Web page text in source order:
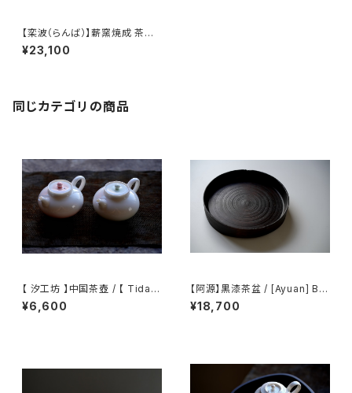
【栾波（らんば）】薪窯焼成 茶席
用 陶製アルコール炉 / 【Bo Lu
an】Ceramic Alcohol Burner
¥23,100
同じカテゴリの商品
【 汐工坊 】中国茶壺 / 【 Tidal
Atelier 】Chinese teapot
¥6,600
【阿源】黒漆茶盆 / [Ayuan] Bla
ck Lacquer Tea Tray
¥18,700